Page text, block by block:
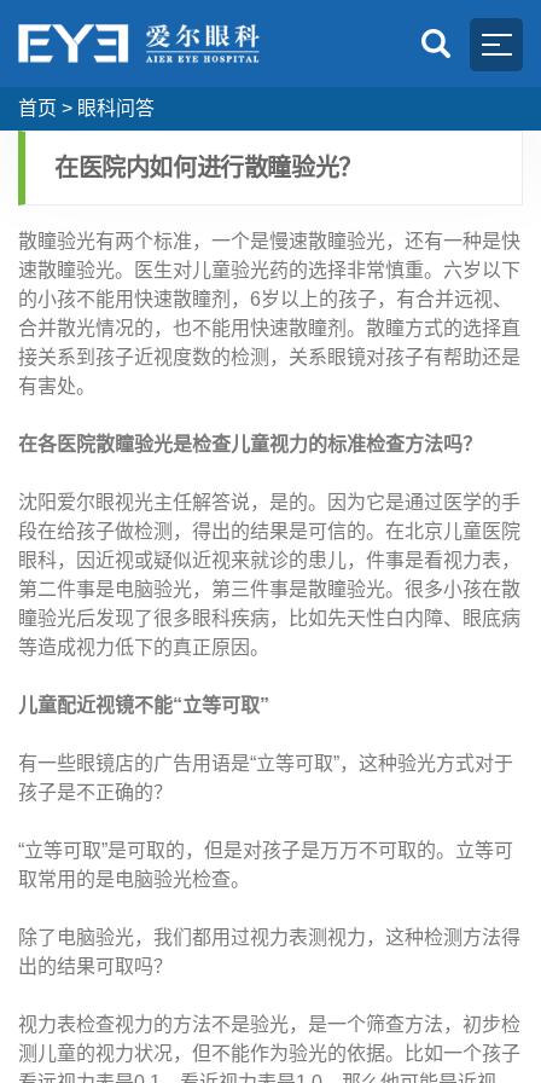
首页 > 眼科问答
在医院内如何进行散瞳验光？
散瞳验光有两个标准，一个是慢速散瞳验光，还有一种是快
速散瞳验光。医生对儿童验光药的选择非常慎重。六岁以下
的小孩不能用快速散瞳剂，6岁以上的孩子，有合并远视、
合并散光情况的，也不能用快速散瞳剂。散瞳方式的选择直
接关系到孩子近视度数的检测，关系眼镜对孩子有帮助还是
有害处。
在各医院散瞳验光是检查儿童视力的标准检查方法吗？
沈阳爱尔眼视光主任解答说，是的。因为它是通过医学的手
段在给孩子做检测，得出的结果是可信的。在北京儿童医院
眼科，因近视或疑似近视来就诊的患儿，件事是看视力表，
第二件事是电脑验光，第三件事是散瞳验光。很多小孩在散
瞳验光后发现了很多眼科疾病，比如先天性白内障、眼底病
等造成视力低下的真正原因。
儿童配近视镜不能“立等可取”
有一些眼镜店的广告用语是“立等可取”，这种验光方式对于
孩子是不正确的？
“立等可取”是可取的，但是对孩子是万万不可取的。立等可
取常用的是电脑验光检查。
除了电脑验光，我们都用过视力表测视力，这种检测方法得
出的结果可取吗？
视力表检查视力的方法不是验光，是一个筛查方法，初步检
测儿童的视力状况，但不能作为验光的依据。比如一个孩子